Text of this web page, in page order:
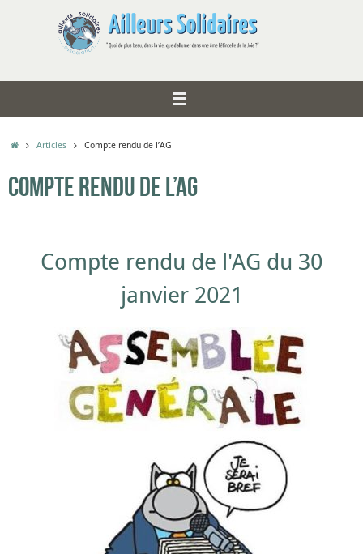
Articles Compte rendu de l’AG
Compte rendu de l’AG
Compte rendu de l'AG du 30
janvier 2021